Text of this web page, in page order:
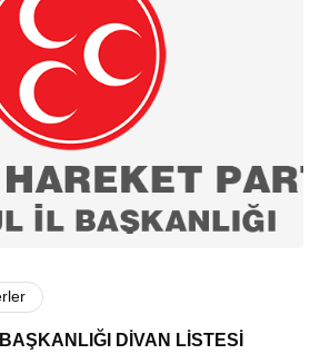
DİVAN LİSTESİ